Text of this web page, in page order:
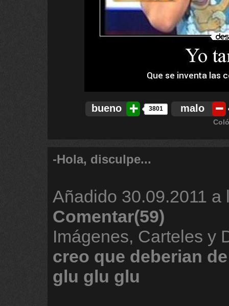
bueno 3801 malo
-Hola, disculpe...
Añadido 30.09.2011 a
Comentar(59)
Imágenes, Carteles y
creo que deberian de
glu glu glu